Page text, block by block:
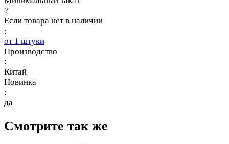
?
Если товара нет в наличии
:
от 1 штуки
Производство
:
Китай
Новинка
:
да
Смотрите так же